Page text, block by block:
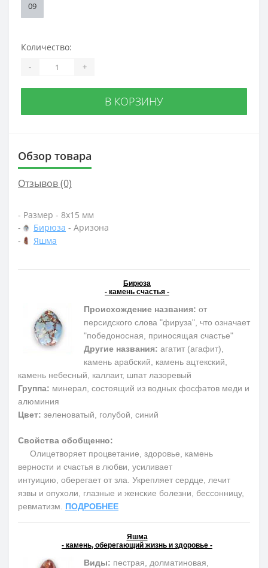
09
Количество:
- +
В КОРЗИНУ
Обзор товара
Отзывов (0)
- Размер - 8х15 мм
-
Бирюза - Аризона
-
Яшма
Бирюза
- камень счастья -
Происхождение названия: от
персидского слова "фируза", что означает
"победоносная, приносящая счастье"
Другие названия: агатит (агафит),
камень арабский, камень ацтекский,
камень небесный, каллаит, шпат лазоревый
Группа: минерал, состоящий из водных фосфатов меди и
алюминия
Цвет: зеленоватый, голубой, синий
Свойства обобщенно:
Олицетворяет процветание, здоровье, камень
верности и счастья в любви, усиливает
интуицию, оберегает от зла. Укрепляет сердце, лечит
язвы и опухоли, глазные и женские болезни, бессонницу,
ревматизм. ПОДРОБНЕЕ
Яшма
- камень, оберегающий жизнь и здоровье -
Виды: пестрая, долматиновая,